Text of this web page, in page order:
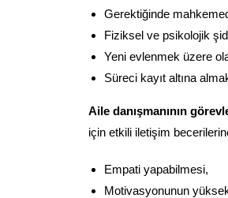
Gerektiğinde
Fiziksel ve psikolojik
Yeni evlenmek üzere
Süreci kayıt altına
Aile danışmanının
için etkili iletişim
Empati yapabilmesi,
Motivasyonunun